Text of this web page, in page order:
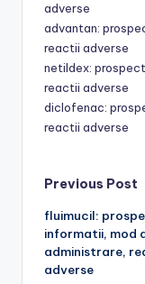
adverse
advantan:
reactii adverse
netildex:
reactii adverse
diclofenac:
reactii adverse
Post
Previous Post
fluimucil:
informatii, mod
administrare,
adverse